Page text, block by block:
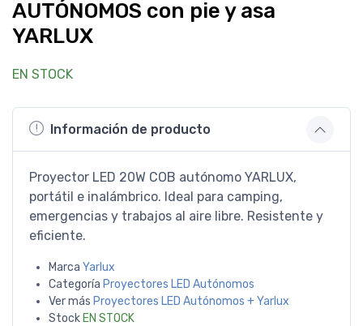
AUTÓNOMOS con pie y asa
YARLUX
EN STOCK
Información de producto
Proyector LED 20W COB autónomo YARLUX,
portátil e inalámbrico. Ideal para camping,
emergencias y trabajos al aire libre. Resistente y
eficiente.
Marca Yarlux
Categoría Proyectores LED Autónomos
Ver más Proyectores LED Autónomos + Yarlux
Stock EN STOCK